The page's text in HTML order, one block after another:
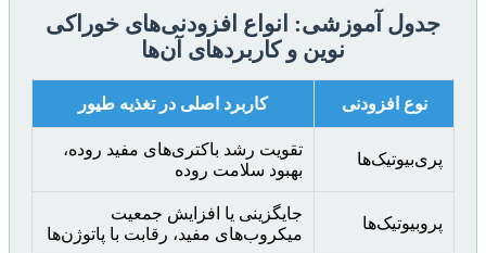
جدول آموزشی: انواع افزودنی‌های خوراکی
نوین و کاربردهای آن‌ها
نوع افزودنی کاربرد اصلی در تغذیه طیور
پری‌بیوتیک‌ها
تقویت رشد باکتری‌های مفید روده،
بهبود سلامت روده
پروبیوتیک‌ها
جایگزینی یا افزایش جمعیت
میکروب‌های مفید، رقابت با پاتوژن‌ها